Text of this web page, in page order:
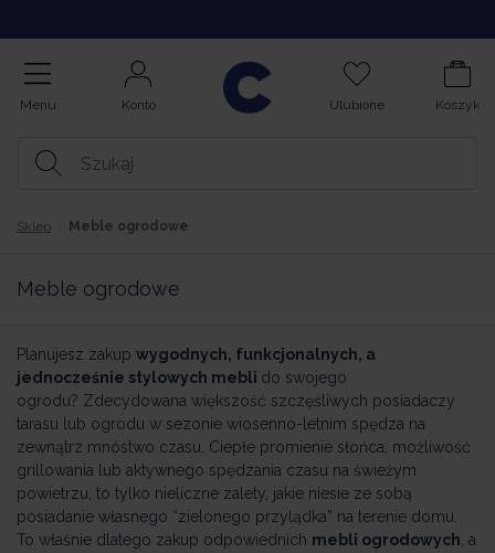
Menu Konto Ulubione Koszyk
Sklep Meble ogrodowe
Meble ogrodowe
Planujesz zakup wygodnych, funkcjonalnych, a
jednocześnie stylowych mebli do swojego
ogrodu? Zdecydowana większość szczęśliwych posiadaczy
tarasu lub ogrodu w sezonie wiosenno-letnim spędza na
zewnątrz mnóstwo czasu. Ciepłe promienie słońca, możliwość
grillowania lub aktywnego spędzania czasu na świeżym
powietrzu, to tylko nieliczne zalety, jakie niesie ze sobą
posiadanie własnego “zielonego przylądka” na terenie domu.
To właśnie dlatego zakup odpowiednich mebli ogrodowych , a